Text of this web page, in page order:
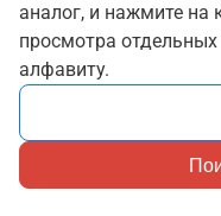
аналог, и нажмите на
просмотра отдельных
алфавиту.